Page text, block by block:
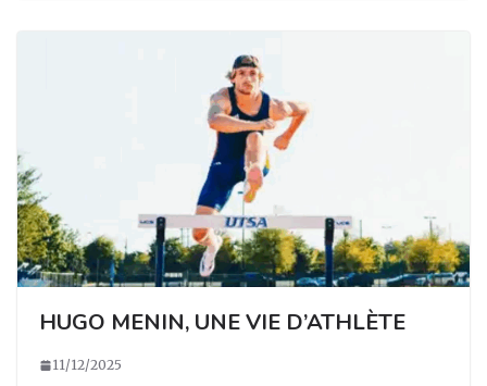
HUGO MENIN, UNE VIE D’ATHLÈTE
11/12/2025